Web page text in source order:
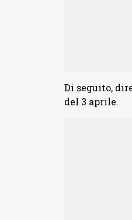
Di seguito,
del 3 aprile.